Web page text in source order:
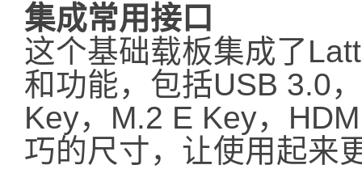
集成常用接口
这个基础载板集成了
和功能，包括USB 3.0
Key，M.2 E Key，
巧的尺寸，让使用起来